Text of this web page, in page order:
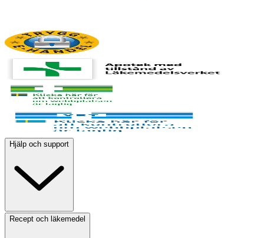
Hjälp och support
Recept och läkemedel